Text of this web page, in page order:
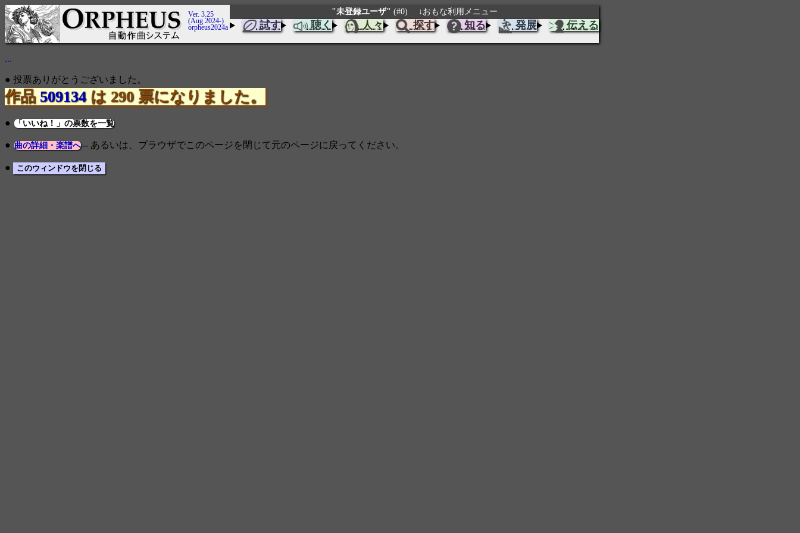
Ver. 3.25
(Aug 2024-)
orpheus2024a
"未登録ユーザ" (#0) ↓おもな利用メニュー
試す 聴く 人々 探す 知る 発展 伝える
...
● 投票ありがとうございました。
作品 509134は 290 票になりました。
● 「いいね！」の票数を一覧
● 曲の詳細・楽譜へ-- あるいは、ブラウザでこのページを閉じて元のページに戻ってください。
●